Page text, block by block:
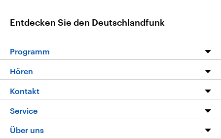
Entdecken Sie den Deutschlandfunk
Programm
Die Nachrichten
Nachrichtenleicht
Neue Beiträge auf dlf.de
Hören
Livestream
Podcasts
Deutschlandfunk App
Kontakt
Service
FAQ
Über uns